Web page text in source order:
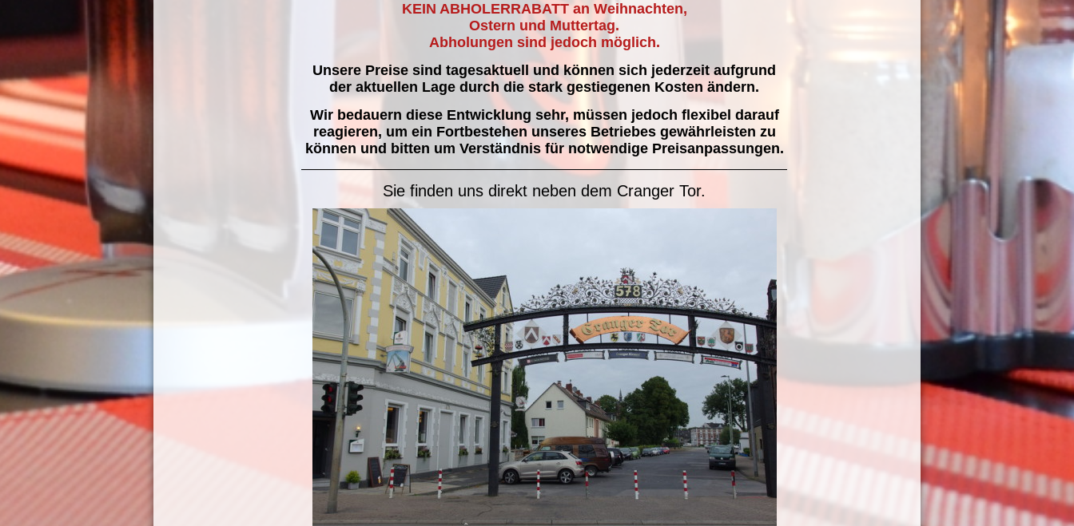
KEIN ABHOLERRABATT an Weihnachten,
Ostern und Muttertag.
Abholungen sind jedoch möglich.
Unsere Preise sind tagesaktuell und können sich jederzeit aufgrund
der aktuellen Lage durch die stark gestiegenen Kosten ändern.
Wir bedauern diese Entwicklung sehr, müssen jedoch flexibel darauf
reagieren, um ein Fortbestehen unseres Betriebes gewährleisten zu
können und bitten um Verständnis für notwendige Preisanpassungen.
Sie finden uns direkt neben dem Cranger Tor.